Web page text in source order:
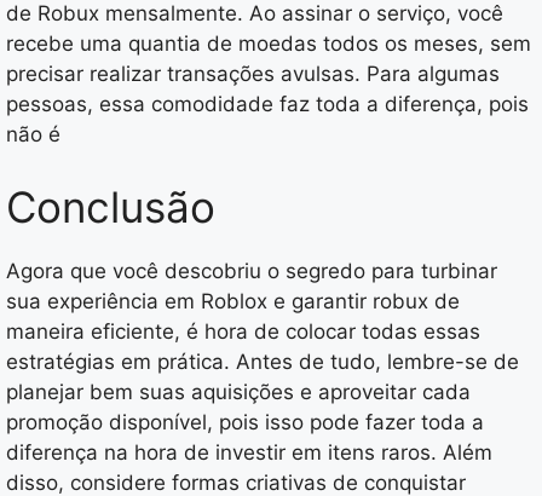
de Robux mensalmente. Ao assinar o serviço, você
recebe uma quantia de moedas todos os meses, sem
precisar realizar transações avulsas. Para algumas
pessoas, essa comodidade faz toda a diferença, pois
não é
Conclusão
Agora que você descobriu o segredo para turbinar
sua experiência em Roblox e garantir robux de
maneira eficiente, é hora de colocar todas essas
estratégias em prática. Antes de tudo, lembre-se de
planejar bem suas aquisições e aproveitar cada
promoção disponível, pois isso pode fazer toda a
diferença na hora de investir em itens raros. Além
disso, considere formas criativas de conquistar